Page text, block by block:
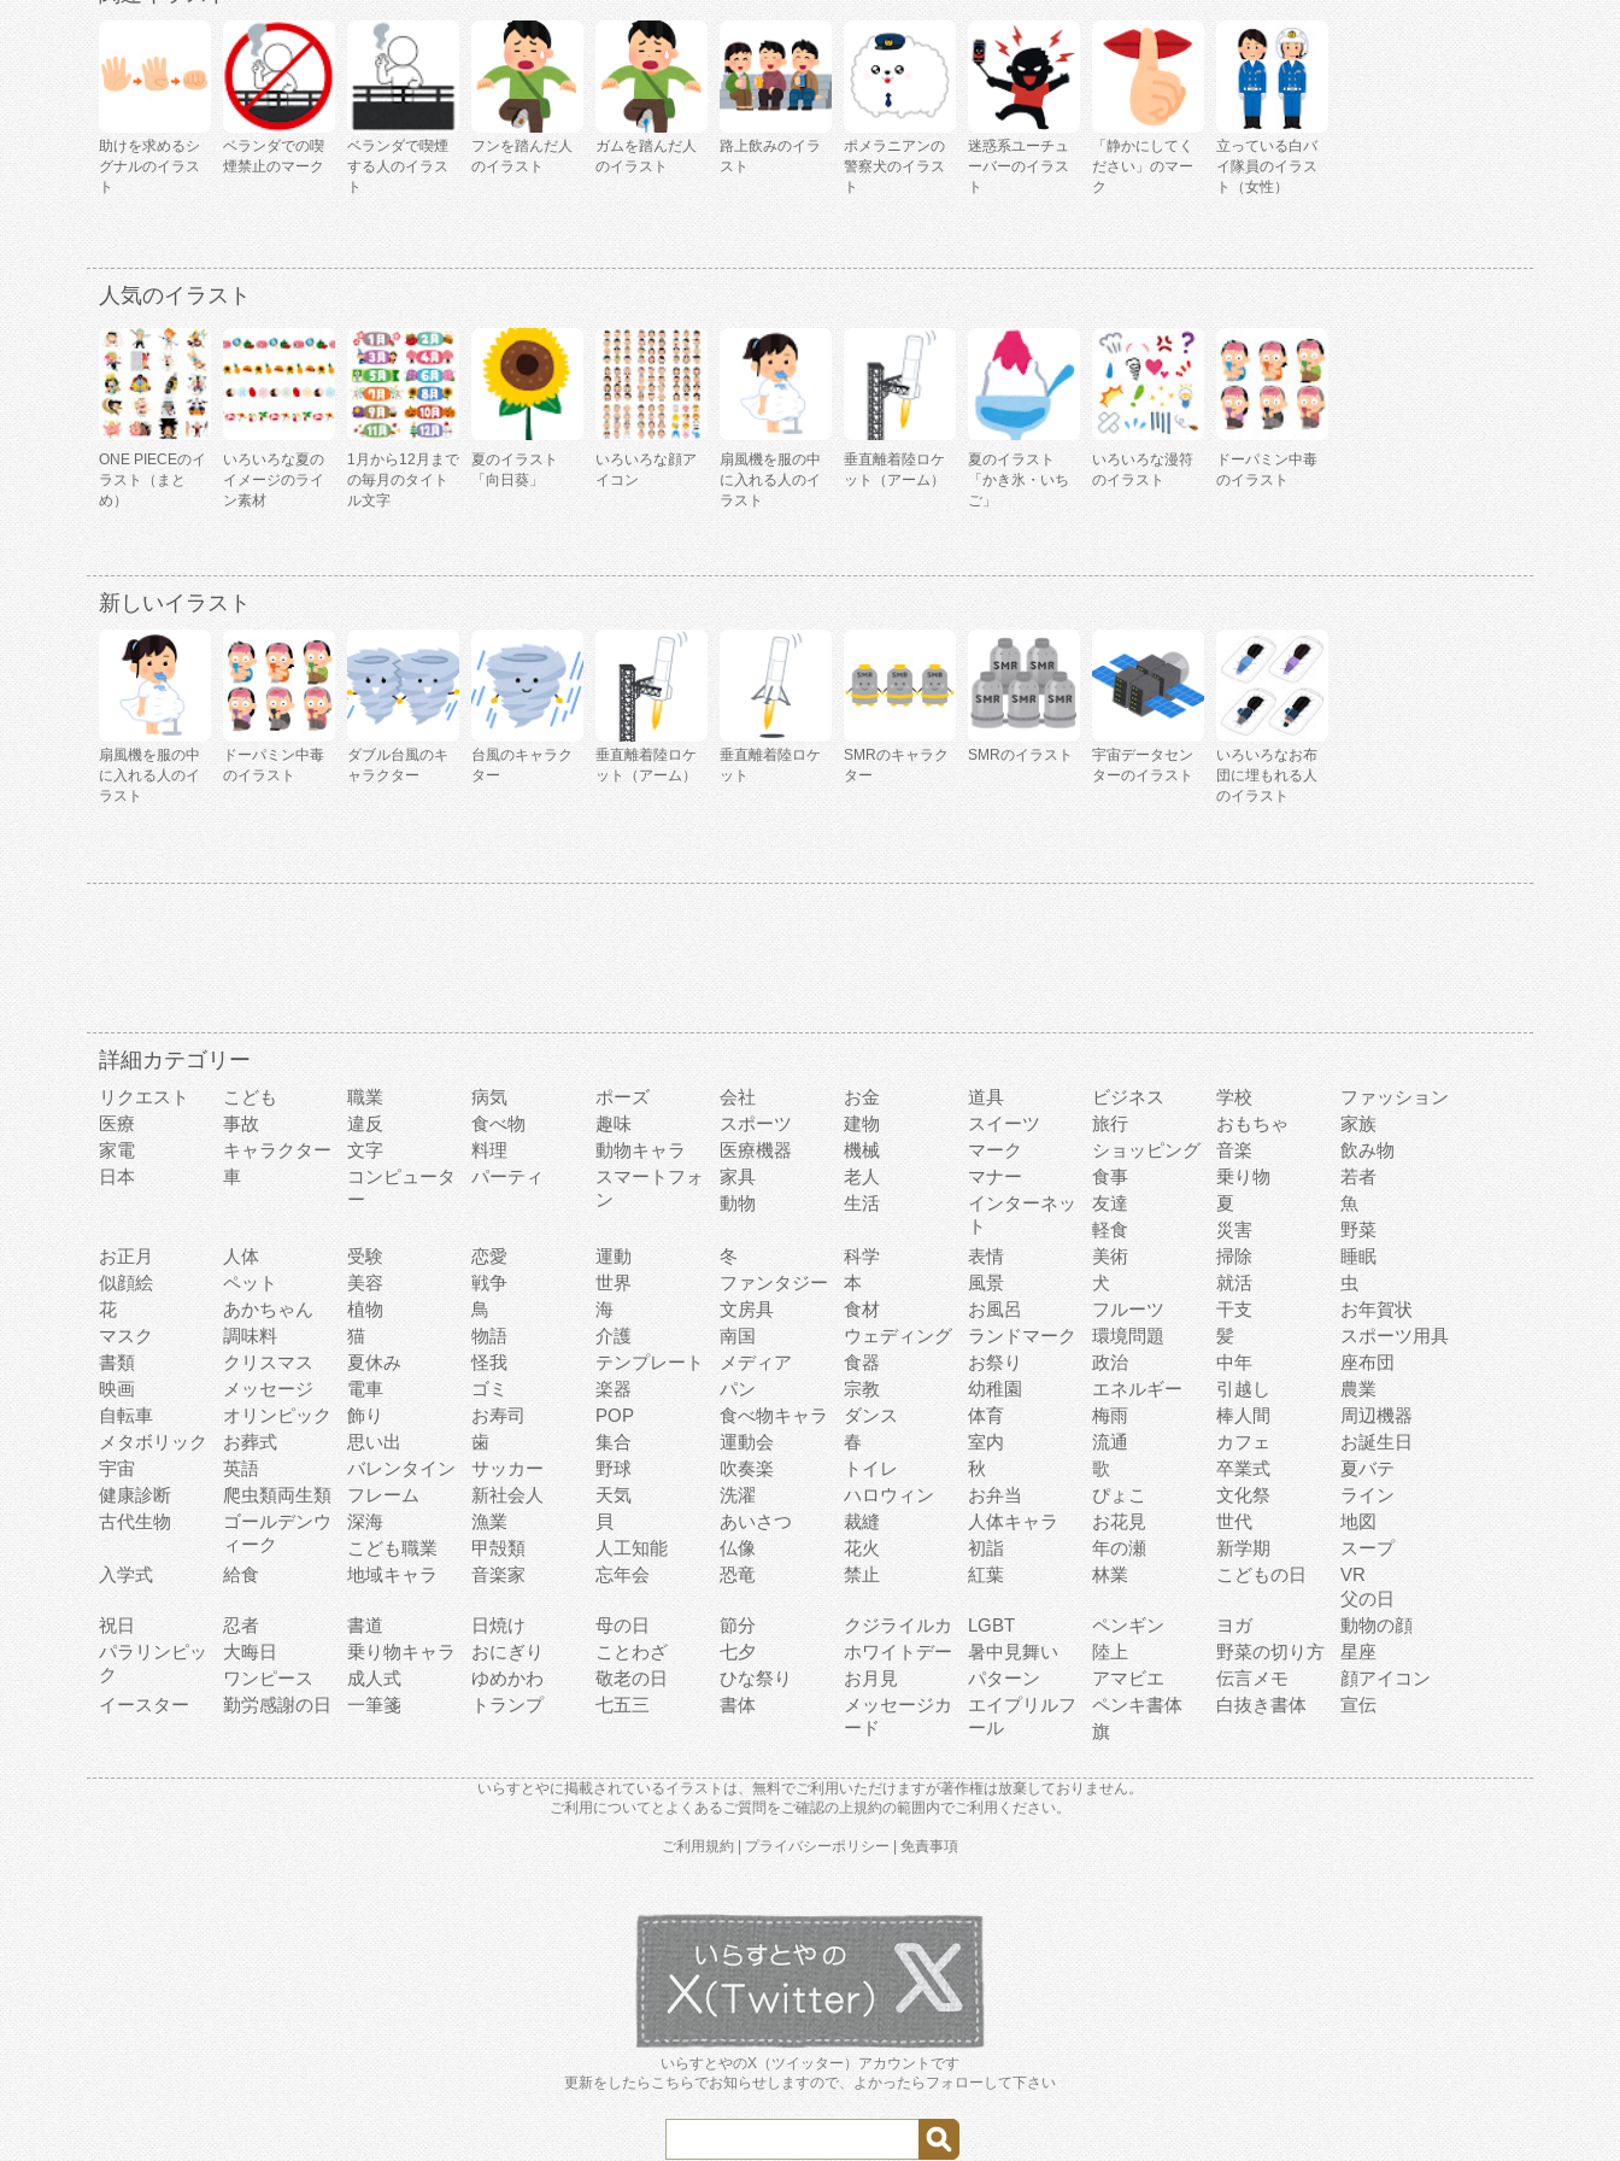
助けを求めるシ
グナルのイラス
ト
ベランダでの喫
煙禁止のマーク
ベランダで喫煙
する人のイラス
ト
フンを踏んだ人
のイラスト
ガムを踏んだ人
のイラスト
路上飲みのイラ
スト
ポメラニアンの
警察犬のイラス
ト
迷惑系ユーチュ
ーバーのイラス
ト
「静かにしてく
ださい」のマー
ク
立っている白バ
イ隊員のイラス
ト（女性）
人気のイラスト
ONE PIECEのイ
ラスト（まと
め）
いろいろな夏の
イメージのライ
ン素材
1月から12月まで
の毎月のタイト
ル文字
夏のイラスト
「向日葵」
いろいろな顔ア
イコン
扇風機を服の中
に入れる人のイ
ラスト
垂直離着陸ロケ
ット（アーム）
夏のイラスト
「かき氷・いち
ご」
いろいろな漫符
のイラスト
ドーパミン中毒
のイラスト
新しいイラスト
扇風機を服の中
に入れる人のイ
ラスト
ドーパミン中毒
のイラスト
ダブル台風のキ
ャラクター
台風のキャラク
ター
垂直離着陸ロケ
ット（アーム）
垂直離着陸ロケ
ット
SMRのキャラク
ター
SMRのイラスト
宇宙データセン
ターのイラスト
いろいろなお布
団に埋もれる人
のイラスト
詳細カテゴリー
リクエスト こども 職業 病気 ポーズ 会社 お金 道具 ビジネス 学校
ファッション
医療
事故 違反 食べ物 趣味 スポーツ 建物 スイーツ 旅行 おもちゃ
家族
家電
キャラクター 文字 料理 動物キャラ 医療機器 機械 マーク ショッピング 音楽
飲み物
日本
車
コンピュータ
ー
パーティ
スマートフォ
ン
家具 老人 マナー 食事 乗り物
若者
動物
生活
インターネッ
ト
友達 夏
魚
軽食
災害
野菜
お正月
人体 受験 恋愛 運動 冬 科学 表情 美術 掃除
睡眠
似顔絵
ペット 美容 戦争 世界 ファンタジー 本 風景 犬 就活
虫
花
あかちゃん 植物 鳥 海 文房具 食材 お風呂 フルーツ 干支
お年賀状
マスク
調味料 猫 物語 介護 南国 ウェディング ランドマーク 環境問題 髪
スポーツ用具
書類
クリスマス 夏休み 怪我 テンプレート メディア 食器 お祭り 政治 中年
座布団
映画
メッセージ 電車 ゴミ 楽器 パン 宗教 幼稚園 エネルギー 引越し
農業
自転車
オリンピック 飾り お寿司 POP 食べ物キャラ ダンス 体育 梅雨 棒人間
周辺機器
メタボリック
お葬式 思い出 歯 集合 運動会 春 室内 流通 カフェ
お誕生日
宇宙
英語 バレンタイン サッカー 野球 吹奏楽 トイレ 秋 歌 卒業式
夏バテ
健康診断
爬虫類両生類 フレーム 新社会人 天気 洗濯 ハロウィン お弁当 ぴょこ 文化祭
ライン
古代生物
ゴールデンウ
ィーク
深海 漁業 貝 あいさつ 裁縫 人体キャラ お花見 世代
地図
こども職業
甲殻類 人工知能 仏像 花火 初詣 年の瀬 新学期
スープ
入学式
給食 地域キャラ 音楽家 忘年会 恐竜 禁止 紅葉 林業 こどもの日
VR
父の日
祝日
忍者 書道 日焼け 母の日 節分 クジライルカ LGBT ペンギン ヨガ
動物の顔
パラリンピッ
ク
大晦日 乗り物キャラ おにぎり ことわざ 七夕 ホワイトデー 暑中見舞い 陸上 野菜の切り方
星座
ワンピース
成人式 ゆめかわ 敬老の日 ひな祭り お月見 パターン アマビエ 伝言メモ
顔アイコン
イースター
勤労感謝の日 一筆箋 トランプ 七五三 書体
メッセージカ
ード
エイプリルフ
ール
ペンキ書体 白抜き書体
宣伝
旗
いらすとやに掲載されているイラストは、無料でご利用いただけますが著作権は放棄しておりません。
ご利用について と よくあるご質問をご確認の上規約の範囲内でご利用ください。
ご利用規約 プライバシーポリシー 免責事項
いらすとやのX（ツイッター）アカウントです
更新をしたらこちらでお知らせしますので、よかったらフォローして下さい